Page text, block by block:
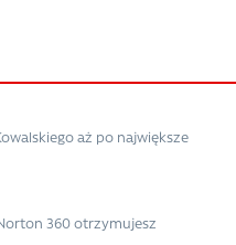
aż po największe
360 otrzymujesz